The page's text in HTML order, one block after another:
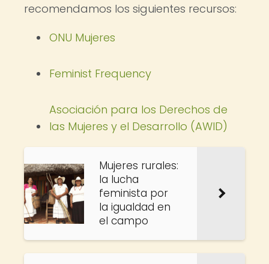
recomendamos los siguientes recursos:
ONU Mujeres
Feminist Frequency
Asociación para los Derechos de
las Mujeres y el Desarrollo (AWID)
Mujeres rurales:
la lucha
feminista por
la igualdad en
el campo